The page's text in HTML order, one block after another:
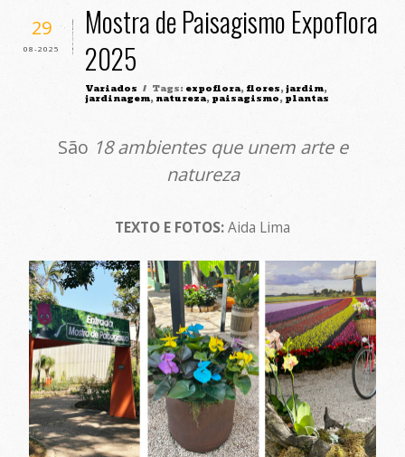
29
08-2025
Mostra de Paisagismo Expoflora
2025
Variados / Tags: expoflora, flores,jardim,
jardinagem, natureza, paisagismo, plantas
São 18 ambientes que unem arte e
natureza
TEXTO E FOTOS:Aida Lima